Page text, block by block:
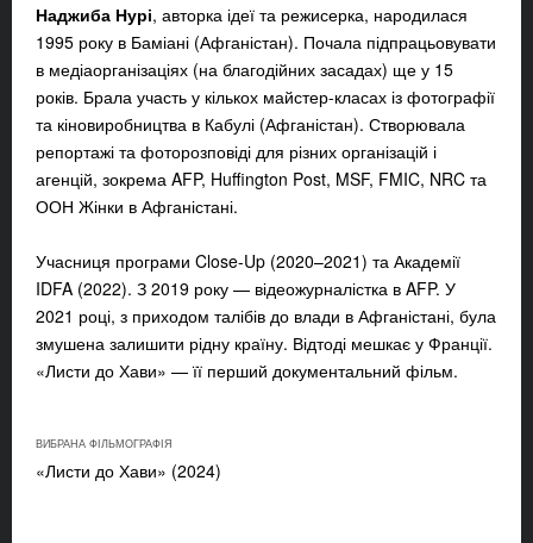
Наджиба Нурі, авторка ідеї та режисерка, народилася
1995 року в Баміані (Афганістан). Почала підпрацьовувати
в медіаорганізаціях (на благодійних засадах) ще у 15
років. Брала участь у кількох майстер-класах із фотографії
та кіновиробництва в Кабулі (Афганістан). Створювала
репортажі та фоторозповіді для різних організацій і
агенцій, зокрема AFP, Huffington Post, MSF, FMIC, NRC та
ООН Жінки в Афганістані.
Учасниця програми Close-Up (2020–2021) та Академії
IDFA (2022). З 2019 року — відеожурналістка в AFP. У
2021 році, з приходом талібів до влади в Афганістані, була
змушена залишити рідну країну. Відтоді мешкає у Франції.
«Листи до Хави» — її перший документальний фільм.
ВИБРАНА ФІЛЬМОГРАФІЯ
«Листи до Хави» (2024)